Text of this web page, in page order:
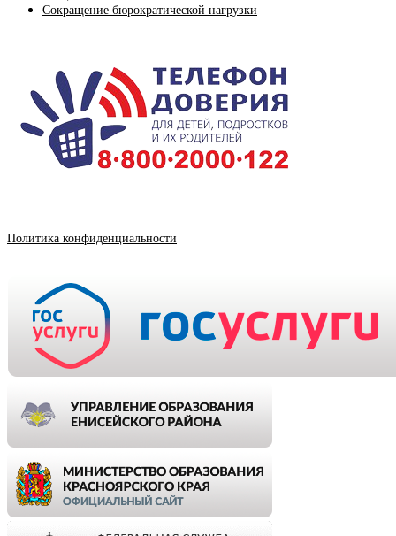
Сокращение бюрократической нагрузки
Политика конфиденциальности